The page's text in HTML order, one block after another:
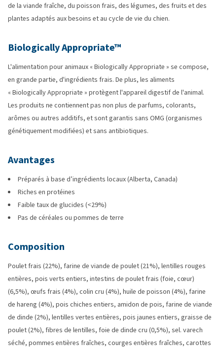
de la viande fraîche, du poisson frais, des légumes, des fruits et des
plantes adaptés aux besoins et au cycle de vie du chien.
Biologically Appropriate™
L'alimentation pour animaux « Biologically Appropriate » se compose,
en grande partie, d'ingrédients frais. De plus, les aliments
« Biologically Appropriate » protègent l'appareil digestif de l'animal.
Les produits ne contiennent pas non plus de parfums, colorants,
arômes ou autres additifs, et sont garantis sans OMG (organismes
génétiquement modifiées) et sans antibiotiques.
Avantages
Préparés à base d’ingrédients locaux (Alberta, Canada)
Riches en protéines
Faible taux de glucides (<29%)
Pas de céréales ou pommes de terre
Composition
Poulet frais (22%), farine de viande de poulet (21%), lentilles rouges
entières, pois verts entiers, intestins de poulet frais (foie, cœur)
(6,5%), œufs frais (4%), colin cru (4%), huile de poisson (4%), farine
de hareng (4%), pois chiches entiers, amidon de pois, farine de viande
de dinde (2%), lentilles vertes entières, pois jaunes entiers, graisse de
poulet (2%), fibres de lentilles, foie de dinde cru (0,5%), sel. varech
séché, pommes entières fraîches, courges entières fraîches, carottes